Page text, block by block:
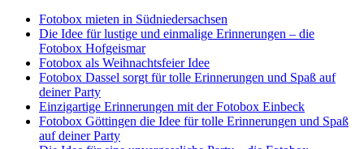
Fotobox mieten in Südniedersachsen
Die Idee für lustige und einmalige Erinnerungen – die
Fotobox Hofgeismar
Fotobox als Weihnachtsfeier Idee
Fotobox Dassel sorgt für tolle Erinnerungen und Spaß auf
deiner Party
Einzigartige Erinnerungen mit der Fotobox Einbeck
Fotobox Göttingen die Idee für tolle Erinnerungen und Spaß
auf deiner Party